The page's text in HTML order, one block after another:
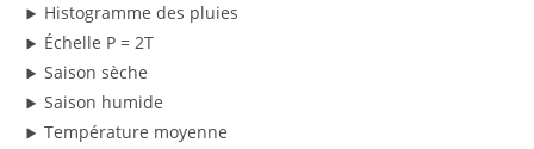
Histogramme des pluies
Échelle P = 2T
Saison sèche
Saison humide
Température moyenne